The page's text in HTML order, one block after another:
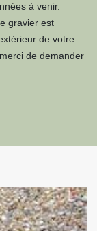
à venir.
gravier est
de votre
de demander